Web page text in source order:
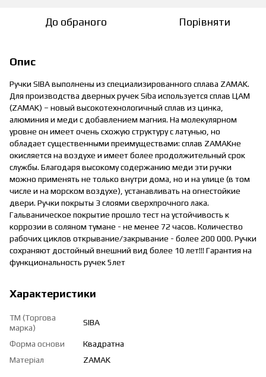
До обраного Порівняти
Опис
Ручки SIBA выполнены из специализированного сплава ZAMAK.
Для производства дверных ручек Siba используется сплав ЦАМ
(ZAMAK) – новый высокотехнологичный сплав из цинка,
алюминия и меди с добавлением магния. На молекулярном
уровне он имеет очень схожую структуру с латунью, но
обладает существенными преимуществами: сплав ZAMAKне
окисляется на воздухе и имеет более продолжительный срок
службы. Благодаря высокому содержанию меди эти ручки
можно применять не только внутри дома, но и на улице (в том
числе и на морском воздухе), устанавливать на огнестойкие
двери. Ручки покрыты 3 слоями сверхпрочного лака.
Гальваническое покрытие прошло тест на устойчивость к
коррозии в соляном тумане - не менее 72 часов. Количество
рабочих циклов открывание/закрывание - более 200 000. Ручки
сохраняют достойный внешний вид более 10 лет!!! Гарантия на
функциональность ручек 5лет
Характеристики
ТМ (Торгова
марка)
SIBA
Форма основи
Квадратна
Матеріал
ZAMAK